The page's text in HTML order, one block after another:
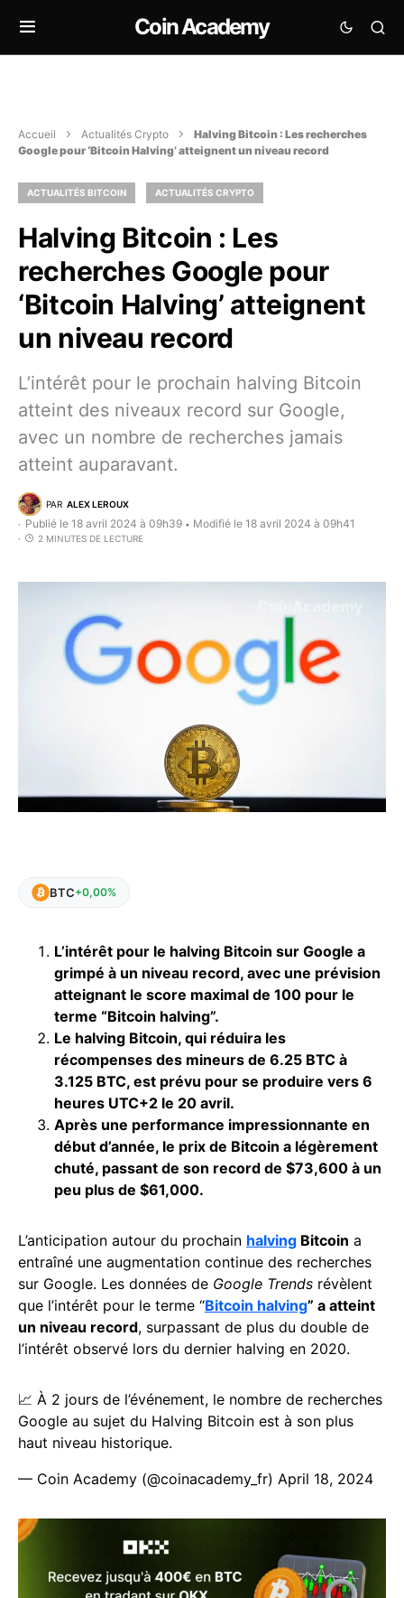
Coin Academy
Accueil Actualités Crypto
Halving Bitcoin : Les recherches
Google pour ‘Bitcoin Halving’ atteignent un niveau record
ACTUALITÉS BITCOIN ACTUALITÉS CRYPTO
Halving Bitcoin : Les
recherches Google pour
‘Bitcoin Halving’ atteignent
un niveau record
L’intérêt pour le prochain halving Bitcoin
atteint des niveaux record sur Google,
avec un nombre de recherches jamais
atteint auparavant.
PAR ALEX LEROUX
Publié le 18 avril 2024 à 09h39 • Modifié le 18 avril 2024 à 09h41
2 MINUTES DE LECTURE
BTC+0,00%
L’intérêt pour le halving Bitcoin sur Google a
grimpé à un niveau record, avec une prévision
atteignant le score maximal de 100 pour le
terme “Bitcoin halving”.
Le halving Bitcoin, qui réduira les
récompenses des mineurs de 6.25 BTC à
3.125 BTC, est prévu pour se produire vers 6
heures UTC+2 le 20 avril.
Après une performance impressionnante en
début d’année, le prix de Bitcoin a légèrement
chuté, passant de son record de $73,600 à un
peu plus de $61,000.
L’anticipation autour du prochain halving Bitcoin a
entraîné une augmentation continue des recherches
sur Google. Les données de Google Trends révèlent
que l’intérêt pour le terme “Bitcoin halving” a atteint
un niveau record, surpassant de plus du double de
l’intérêt observé lors du dernier halving en 2020.
📈 À 2 jours de l’événement, le nombre de recherches
Google au sujet du Halving Bitcoin est à son plus
haut niveau historique.
— Coin Academy (@coinacademy_fr) April 18, 2024